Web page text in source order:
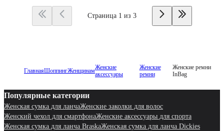
Страница 1 из 3
ГлавнаяШоппингЖенщинамЖенские
аксессуары
Женские
ремни
Женские ремни
InBag
Популярные категории
Женская сумка для ланчаЖенские заколки для волос
Женский чехол для смартфонаЖенские аксессуары для спорта
Женская сумка для ланча BraskaЖенская сумка для ланча Dickies